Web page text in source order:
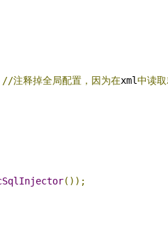
//注释掉全局配置，因为在xml中读取
());